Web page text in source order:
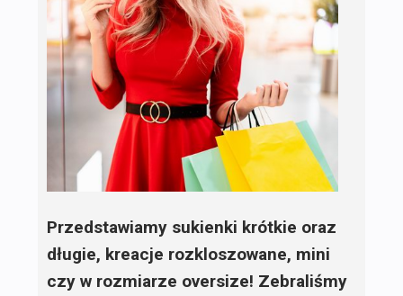
Przedstawiamy sukienki krótkie oraz
długie, kreacje rozkloszowane, mini
czy w rozmiarze oversize! Zebraliśmy